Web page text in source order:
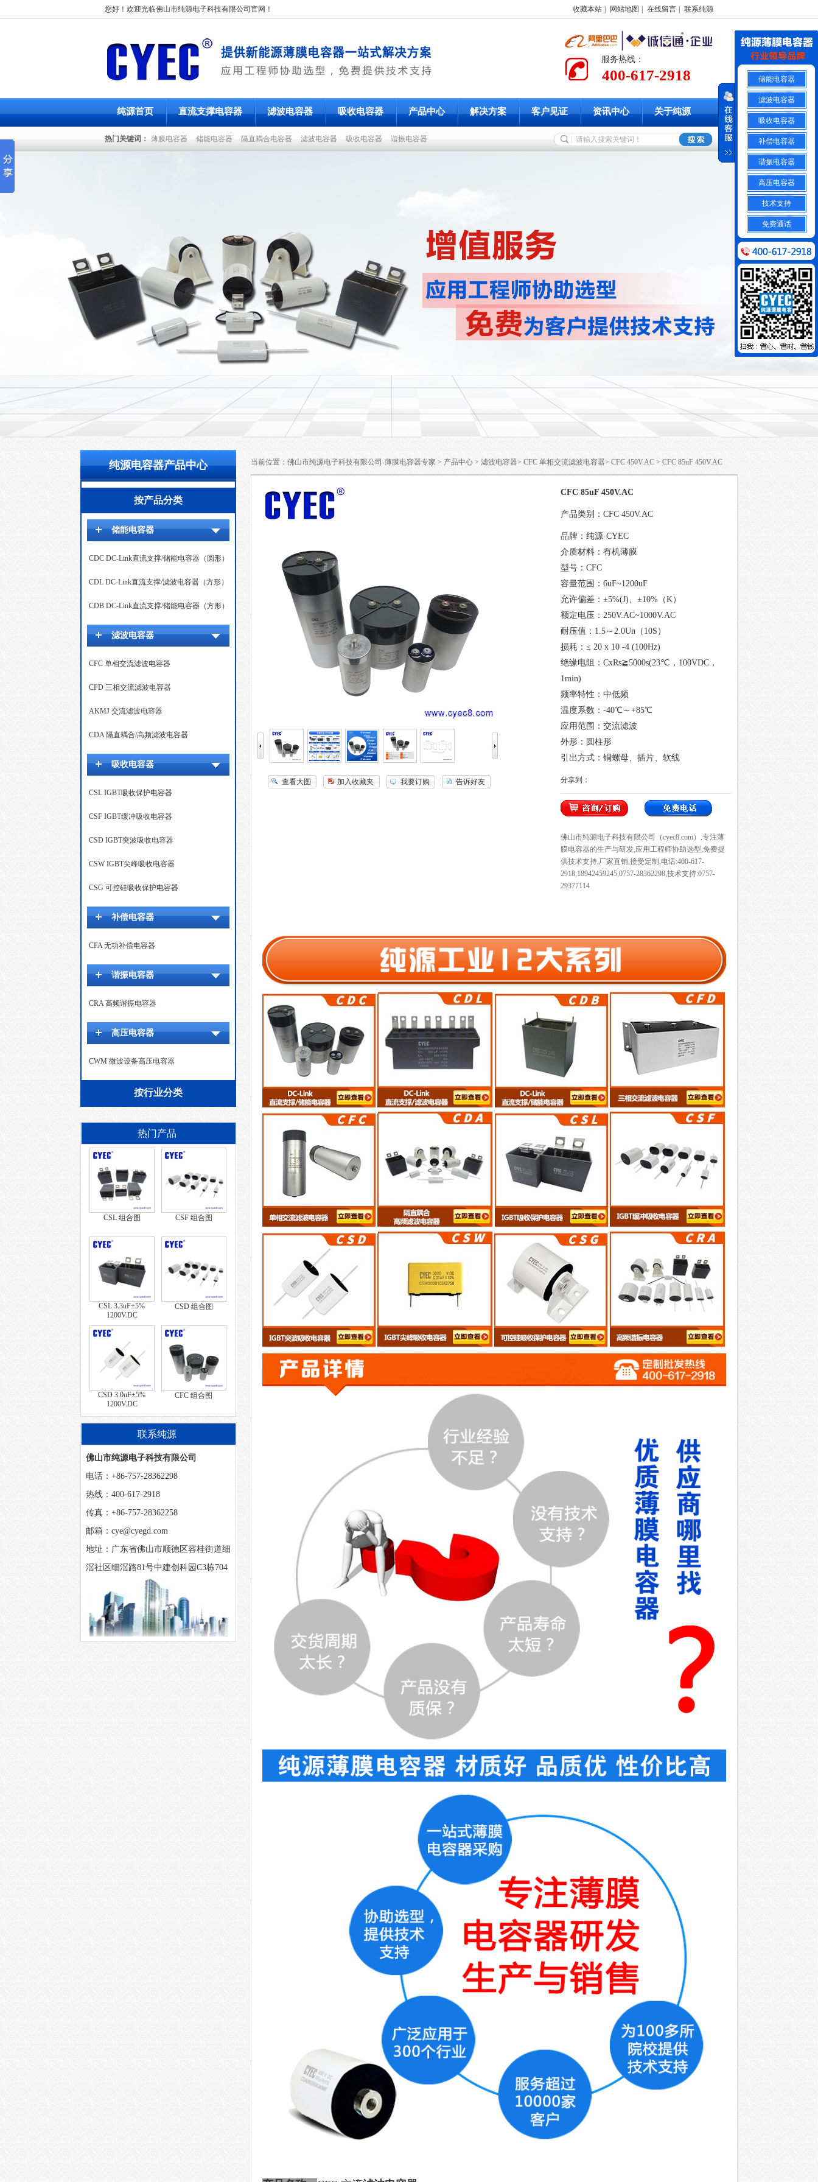
您好！欢迎光临佛山市纯源电子科技有限公司官网！ 收藏本站 网站地图 在线留言 联系纯源
服务热线：
400-617-2918
纯源首页 直流支撑电容器 滤波电容器 吸收电容器 产品中心 解决方案 客户见证 资讯中心 关于纯源
热门关键词： 薄膜电容器 储能电容器 隔直耦合电容器 滤波电容器 吸收电容器 谐振电容器
纯源电容器产品中心
按产品分类
储能电容器
CDC DC-Link直流支撑/储能电容器（圆形）
CDL DC-Link直流支撑/滤波电容器（方形）
CDB DC-Link直流支撑/储能电容器（方形）
滤波电容器
CFC 单相交流滤波电容器
CFD 三相交流滤波电容器
AKMJ 交流滤波电容器
CDA 隔直耦合/高频滤波电容器
吸收电容器
CSL IGBT吸收保护电容器
CSF IGBT缓冲吸收电容器
CSD IGBT突波吸收电容器
CSW IGBT尖峰吸收电容器
CSG 可控硅吸收保护电容器
补偿电容器
CFA 无功补偿电容器
谐振电容器
CRA 高频谐振电容器
高压电容器
CWM 微波设备高压电容器
按行业分类
热门产品
CSL 组合图 CSF 组合图
CSL 3.3uF±5%
1200V.DC
CSD 组合图
CSD 3.0uF±5%
1200V.DC
CFC 组合图
联系纯源
佛山市纯源电子科技有限公司
电话：+86-757-28362298
热线：400-617-2918
传真：+86-757-28362258
邮箱：cye@cyegd.com
地址：广东省佛山市顺德区容桂街道细
滘社区细滘路81号中建创科园C3栋704
当前位置： 佛山市纯源电子科技有限公司-薄膜电容器专家 > 产品中心 > 滤波电容器> CFC 单相交流滤波电容器> CFC 450V.AC > CFC 85uF 450V.AC
查看大图 加入收藏夹 我要订购 告诉好友
CFC 85uF 450V.AC
产品类别：CFC 450V.AC
品牌：纯源·CYEC
介质材料：有机薄膜
型号：CFC
容量范围：6uF~1200uF
允许偏差：±5%(J)、±10%（K）
额定电压：250V.AC~1000V.AC
耐压值：1.5～2.0Un（10S）
损耗：≤ 20 x 10 -4 (100Hz)
绝缘电阻：CxRs≧5000s(23℃，100VDC，
1min)
频率特性：中低频
温度系数：-40℃～+85℃
应用范围：交流滤波
外形：圆柱形
引出方式：铜螺母、插片、软线
分享到：
佛山市纯源电子科技有限公司（cyec8.com）,专注薄
膜电容器的生产与研发,应用工程师协助选型,免费提
供技术支持,厂家直销,接受定制,电话:400-617-
2918,18942459245,0757-28362298,技术支持:0757-
29377114
储能电容器
滤波电容器
吸收电容器
补偿电容器
谐振电容器
高压电容器
技术支持
免费通话